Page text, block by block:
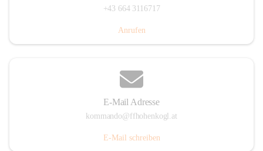
+43 664 3116717
Anrufen
E-Mail Adresse
kommando@ffhohenkogl.at
E-Mail schreiben